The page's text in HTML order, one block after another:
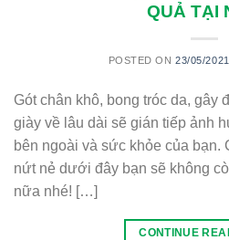
QUẢ TẠI
POSTED ON23/05/2021
Gót chân khô, bong tróc da, gây
giày về lâu dài sẽ gián tiếp ảnh
bên ngoài và sức khỏe của bạn.
nứt nẻ dưới đây bạn sẽ không
nữa nhé! […]
CONTINUE